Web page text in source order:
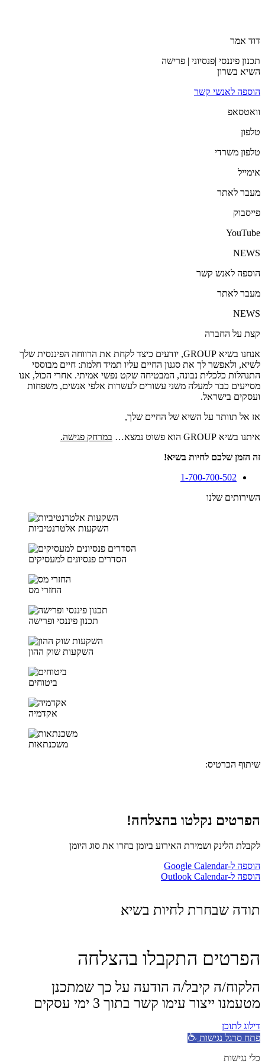
דוד אמר
תכנון פיננסי |פנסיוני | פרישה
השיא בשרון
הוספה לאנשי קשר
וואטסאפ
טלפון
טלפון משרדי
אימייל
מעבר לאתר
פייסבוק
YouTube
NEWS
הוספה לאנש קשר
מעבר לאתר
NEWS
קצת על החברה
אנחנו בשיא GROUP, יודעים כיצד לקחת את הרווחה הפיננסית שלך
לשיא, ולאפשר לך את סגנון החיים עליו תמיד חלמת: חיים מבוססי
התנהלות כלכלית נבונה, המבטיחה שקט נפשי אמיתי. אחרי הכול, אנו
מסייעים כבר למעלה משני עשורים לעשרות אלפי אנשים, משפחות
ועסקים בישראל.
אז אל תוותר על השיא של החיים שלך,
איתנו בשיא GROUP הוא פשוט נמצא…
במרחק פגישה.
זה הזמן שלכם לחיות בשיא!
1-700-700-502
השירותים שלנו
השקעות אלטרנטיביות
הסדרים פנסיונים למעסיקים
החזרי מס
תכנון פיננסי ופרישה
השקעות שוק ההון
ביטוחים
אקדמיה
משכנתאות
שיתוף הכרטיס:
הפרטים נקלטו בהצלחה!
לקבלת הלינק ושמירת האירוע ביומן בחרו את סוג היומן
הוספה ל-Google Calendar
הוספה ל-Outlook Calendar
תודה שבחרת לחיות בשיא
הפרטים התקבלו בהצלחה
הלקוח/ה קיבל/ה הודעה על כך שמתכנן
מטעמנו ייצור עימו קשר בתוך 3 ימי עסקים
דילוג לתוכן
פתח סרגל נגישות
כלי נגישות